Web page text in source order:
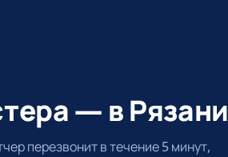
— в Рязани
перезвонит в течение 5 минут,